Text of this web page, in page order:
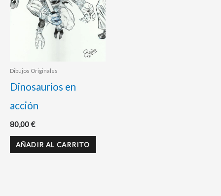
Dibujos Originales
Dinosaurios en
acción
80,00€
AÑADIR AL CARRITO